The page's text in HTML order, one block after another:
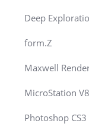
Deep
form.Z
Maxwell
MicroStation
Photoshop